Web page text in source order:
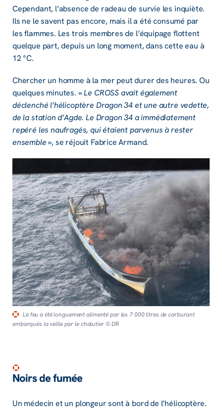
Cependant, l’absence de radeau de survie les inquiète.
Ils ne le savent pas encore, mais il a été consumé par
les flammes. Les trois membres de l’équipage flottent
quelque part, depuis un long moment, dans cette eau à
12 °C.
Chercher un homme à la mer peut durer des heures. Ou
quelques minutes. «Le CROSS avait également
déclenché l’hélicoptère Dragon 34 et une autre vedette,
de la station d’Agde. Le Dragon 34 a immédiatement
repéré les naufragés, qui étaient parvenus à rester
ensemble », se réjouit Fabrice Armand.
Le feu a été longuement alimenté par les 7 000 litres de carburant
embarqués la veille par le chalutier © DR
Noirs de fumée
Un médecin et un plongeur sont à bord de l’hélicoptère.